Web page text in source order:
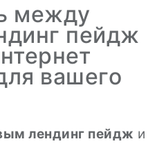
между
пейдж
вашего
лендинг пейдж и